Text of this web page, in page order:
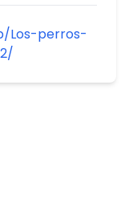
Los-perros-